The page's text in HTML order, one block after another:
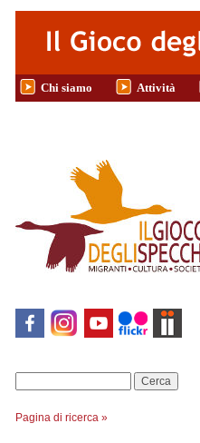
Salta al contenuto principale
Chi siamo Attività
Pagina di ricerca »